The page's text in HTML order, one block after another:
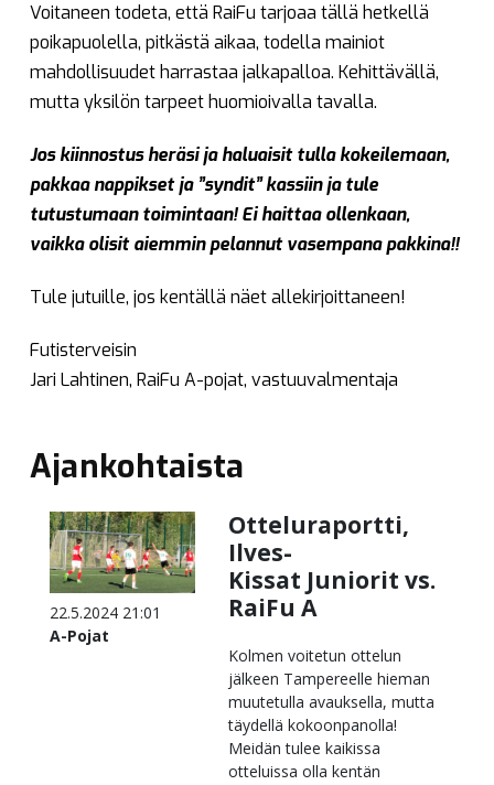
Voitaneen todeta, että RaiFu tarjoaa tällä hetkellä
poikapuolella, pitkästä aikaa, todella mainiot
mahdollisuudet harrastaa jalkapalloa. Kehittävällä,
mutta yksilön tarpeet huomioivalla tavalla.
Jos kiinnostus heräsi ja haluaisit tulla kokeilemaan,
pakkaa nappikset ja ”syndit” kassiin ja tule
tutustumaan toimintaan! Ei haittaa ollenkaan,
vaikka olisit aiemmin pelannut vasempana pakkina!!
Tule jutuille, jos kentällä näet allekirjoittaneen!
Futisterveisin
Jari Lahtinen, RaiFu A-pojat, vastuuvalmentaja
Ajankohtaista